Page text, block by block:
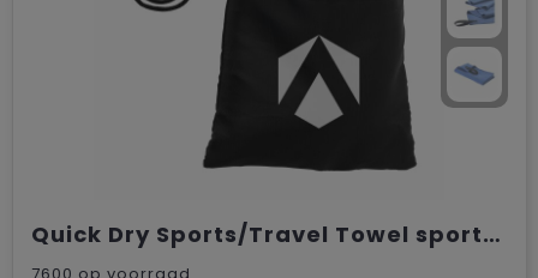
Quick Dry Sports/Travel Towel sporthanddoek